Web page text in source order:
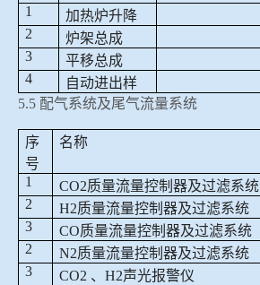
1
加热炉升降
2
炉架总成
3
平移总成
4
自动进出样
5.5 配气系统及尾气流量系统
序
号
名称
1 CO2质量流量控制器及过滤系统
2
H2质量流量控制器及过滤系统
3
CO质量流量控制器及过滤系统
2
N2质量流量控制器及过滤系统
3
CO2 、H2声光报警仪